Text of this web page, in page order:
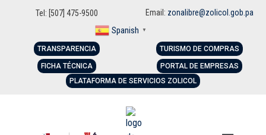
Tel: [507] 475-9500 Email: zonalibre@zolicol.gob.pa
Spanish ▼
TRANSPARENCIA
FICHA TÉCNICA
TURISMO DE COMPRAS
PORTAL DE EMPRESAS
PLATAFORMA DE SERVICIOS ZOLICOL